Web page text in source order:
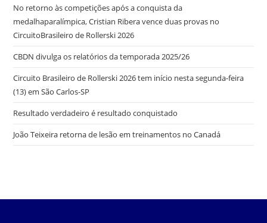
No retorno às competições após a conquista da
medalhaparalímpica, Cristian Ribera vence duas provas no
CircuitoBrasileiro de Rollerski 2026
CBDN divulga os relatórios da temporada 2025/26
Circuito Brasileiro de Rollerski 2026 tem início nesta segunda-feira
(13) em São Carlos-SP
Resultado verdadeiro é resultado conquistado
João Teixeira retorna de lesão em treinamentos no Canadá